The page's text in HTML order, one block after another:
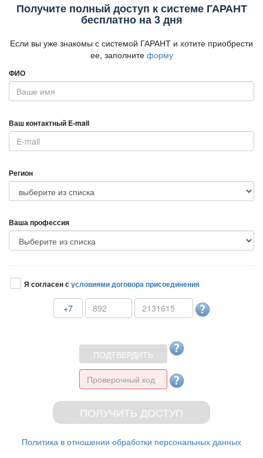
Получите полный доступ к системе ГАРАНТ
есплатно на 3 дня
Если вы уже знакомы с системой ГАРАНТ и хотите приобрести
ее, заполните форму
ФИО
аш контактный E-mail
Регион
аша профессия
Я согласен сусловиями договора присоединения
+7
Политика в отношении обработки персональных данных